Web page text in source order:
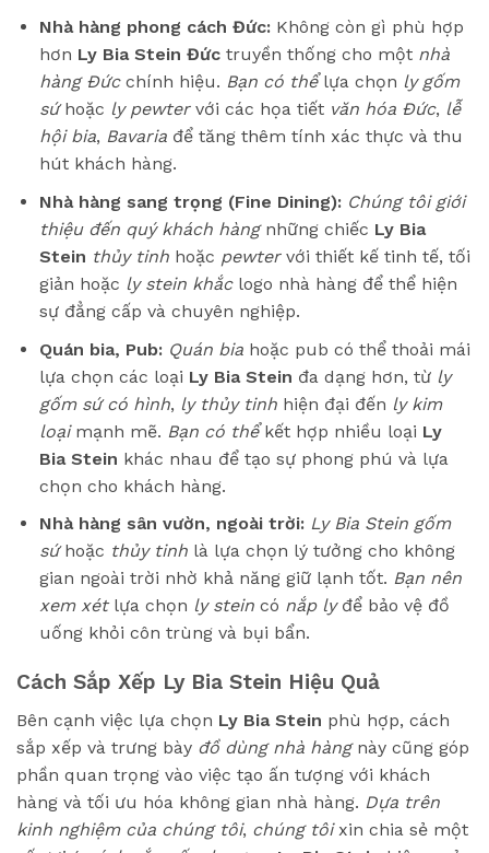
Nhà hàng phong cách Đức:Không còn gì phù hợp
hơn Ly Bia Stein Đứctruyền thống cho một nhà
hàng Đứcchính hiệu. Bạn có thểlựa chọn ly gốm
sứhoặc ly pewtervới các họa tiết văn hóa Đức, lễ
hội bia, Bavariađể tăng thêm tính xác thực và thu
hút khách hàng.
Nhà hàng sang trọng (Fine Dining): Chúng tôi giới
thiệu đến quý khách hàngnhững chiếc Ly Bia
Stein thủy tinhhoặc pewtervới thiết kế tinh tế, tối
giản hoặc ly stein khắclogo nhà hàng để thể hiện
sự đẳng cấp và chuyên nghiệp.
Quán bia, Pub: Quán biahoặc pub có thể thoải mái
lựa chọn các loại Ly Bia Stein đa dạng hơn, từ ly
gốm sứ có hình, ly thủy tinhhiện đại đến ly kim
loạimạnh mẽ. Bạn có thểkết hợp nhiều loại Ly
Bia Stein khác nhau để tạo sự phong phú và lựa
chọn cho khách hàng.
Nhà hàng sân vườn, ngoài trời: Ly Bia Stein gốm
sứhoặc thủy tinhlà lựa chọn lý tưởng cho không
gian ngoài trời nhờ khả năng giữ lạnh tốt. Bạn nên
xem xétlựa chọn ly steincó nắp lyđể bảo vệ đồ
uống khỏi côn trùng và bụi bẩn.
Cách Sắp Xếp Ly Bia Stein Hiệu Quả
Bên cạnh việc lựa chọn Ly Bia Stein phù hợp, cách
sắp xếp và trưng bày đồ dùng nhà hàngnày cũng góp
phần quan trọng vào việc tạo ấn tượng với khách
hàng và tối ưu hóa không gian nhà hàng. Dựa trên
kinh nghiệm của chúng tôi, chúng tôixin chia sẻ một